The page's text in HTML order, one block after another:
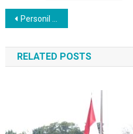
Navigasi
pos
Personil Satuan Reserse Narkoba Polres Pematang Siantar “Ditest Urine Mendadak
RELATED POSTS